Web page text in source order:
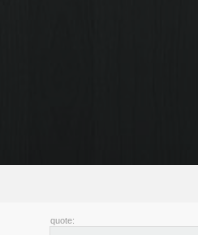
quote: